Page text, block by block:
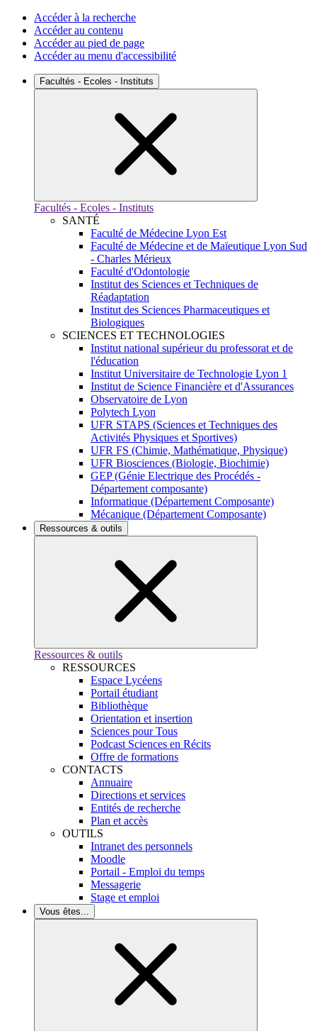
Accéder à la recherche
Accéder au contenu
Accéder au pied de page
Accéder au menu d'accessibilité
Facultés - Ecoles - Instituts
Facultés - Ecoles - Instituts
SANTÉ
Faculté de Médecine Lyon Est
Faculté de Médecine et de Maïeutique Lyon Sud
- Charles Mérieux
Faculté d'Odontologie
Institut des Sciences et Techniques de
Réadaptation
Institut des Sciences Pharmaceutiques et
Biologiques
SCIENCES ET TECHNOLOGIES
Institut national supérieur du professorat et de
l'éducation
Institut Universitaire de Technologie Lyon 1
Institut de Science Financière et d'Assurances
Observatoire de Lyon
Polytech Lyon
UFR STAPS (Sciences et Techniques des
Activités Physiques et Sportives)
UFR FS (Chimie, Mathématique, Physique)
UFR Biosciences (Biologie, Biochimie)
GEP (Génie Electrique des Procédés -
Département composante)
Informatique (Département Composante)
Mécanique (Département Composante)
Ressources & outils
Ressources & outils
RESSOURCES
Espace Lycéens
Portail étudiant
Bibliothèque
Orientation et insertion
Sciences pour Tous
Podcast Sciences en Récits
Offre de formations
CONTACTS
Annuaire
Directions et services
Entités de recherche
Plan et accès
OUTILS
Intranet des personnels
Moodle
Portail - Emploi du temps
Messagerie
Stage et emploi
Vous êtes...